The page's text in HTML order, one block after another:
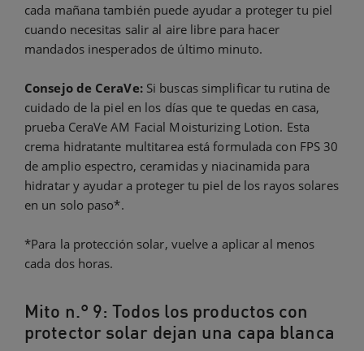
cada mañana también puede ayudar a proteger tu piel
cuando necesitas salir al aire libre para hacer
mandados inesperados de último minuto.
Consejo de CeraVe:Si buscas simplificar tu rutina de
cuidado de la piel en los días que te quedas en casa,
prueba CeraVe AM Facial Moisturizing Lotion. Esta
crema hidratante multitarea está formulada con FPS 30
de amplio espectro, ceramidas y niacinamida para
hidratar y ayudar a proteger tu piel de los rayos solares
en un solo paso*.
*Para la protección solar, vuelve a aplicar al menos
cada dos horas.
Mito n.° 9: Todos los productos con
protector solar dejan una capa blanca